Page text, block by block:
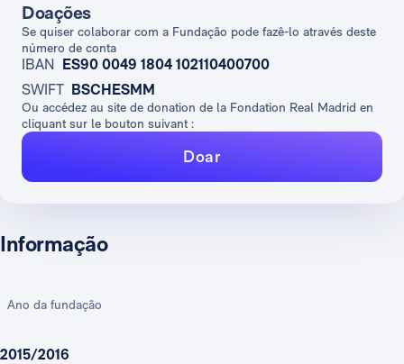
Informação
Ano da fundação
2015/2016
Doações
Se quiser colaborar com a Fundação pode fazê-lo através deste
número de conta
IBAN ES90 0049 1804 102110400700
SWIFT BSCHESMM
Ou accédez au site de donation de la Fondation Real Madrid en
cliquant sur le bouton suivant :
Doar